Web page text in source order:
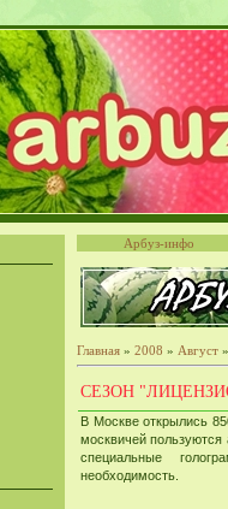
Арбуз-инфо
Главная » 2008 » Август »
СЕЗОН
В Москве открылись
москвичей пользуются
специальные
необходимость.